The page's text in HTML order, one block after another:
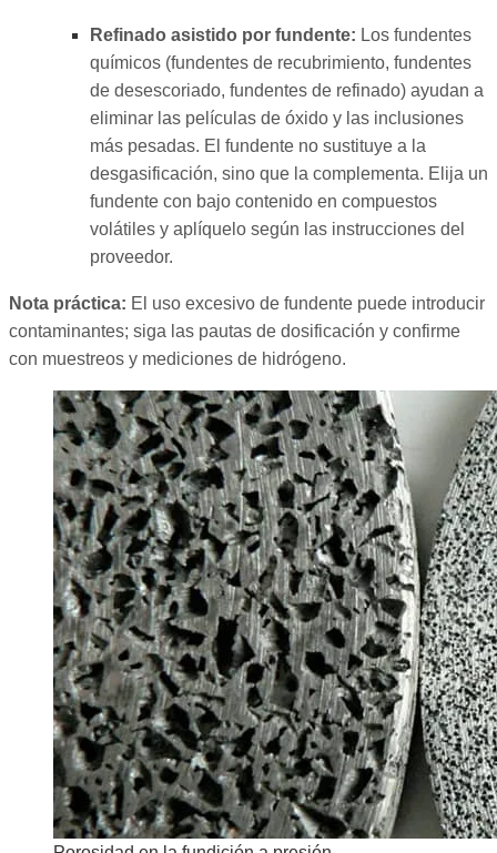
Refinado asistido por fundente: Los fundentes
químicos (fundentes de recubrimiento, fundentes
de desescoriado, fundentes de refinado) ayudan a
eliminar las películas de óxido y las inclusiones
más pesadas. El fundente no sustituye a la
desgasificación, sino que la complementa. Elija un
fundente con bajo contenido en compuestos
volátiles y aplíquelo según las instrucciones del
proveedor.
Nota práctica: El uso excesivo de fundente puede introducir
contaminantes; siga las pautas de dosificación y confirme
con muestreos y mediciones de hidrógeno.